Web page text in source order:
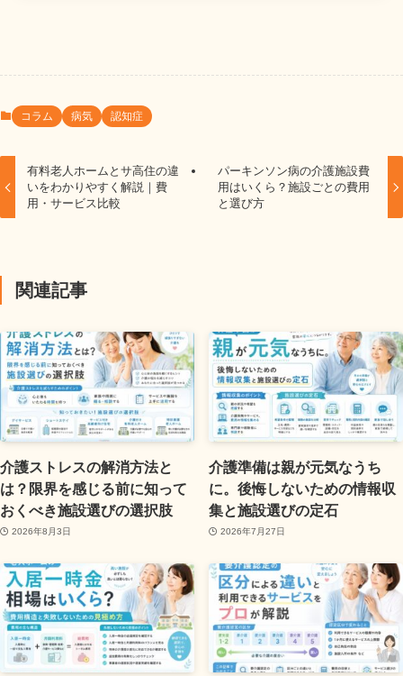
コラム 病気 認知症
有料老人ホームとサ高住の違
いをわかりやすく解説｜費
用・サービス比較
パーキンソン病の介護施設費
用はいくら？施設ごとの費用
と選び方
関連記事
介護ストレスの解消方法と
は？限界を感じる前に知って
おくべき施設選びの選択肢
2026年8月3日
介護準備は親が元気なうち
に。後悔しないための情報収
集と施設選びの定石
2026年7月27日